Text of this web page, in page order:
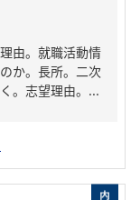
由。就職活動情
か。長所。二次
。志望理由。...